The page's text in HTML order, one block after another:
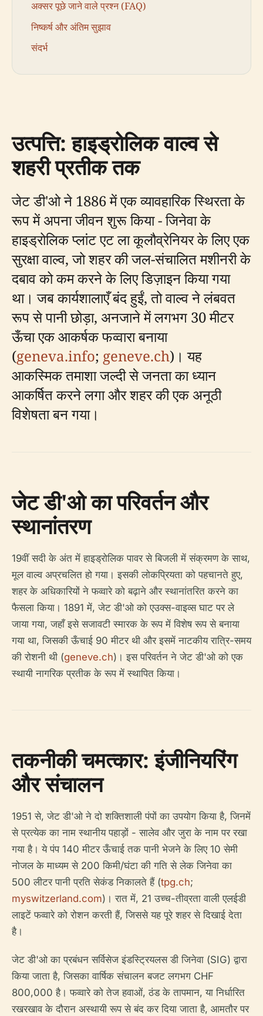
अक्सर पूछे जाने वाले प्रश्न (FAQ)
निष्कर्ष और अंतिम सुझाव
संदर्भ
उत्पत्ति: हाइड्रोलिक वाल्व से
शहरी प्रतीक तक
जेट डी'ओ ने 1886 में एक व्यावहारिक स्थिरता के
रूप में अपना जीवन शुरू किया - जिनेवा के
हाइड्रोलिक प्लांट एट ला कूलौव्रेनियर के लिए एक
सुरक्षा वाल्व, जो शहर की जल-संचालित मशीनरी के
दबाव को कम करने के लिए डिज़ाइन किया गया
था। जब कार्यशालाएँ बंद हुईं, तो वाल्व ने लंबवत
रूप से पानी छोड़ा, अनजाने में लगभग 30 मीटर
ऊँचा एक आकर्षक फव्वारा बनाया
(geneva.info; geneve.ch)। यह
आकस्मिक तमाशा जल्दी से जनता का ध्यान
आकर्षित करने लगा और शहर की एक अनूठी
विशेषता बन गया।
जेट डी'ओ का परिवर्तन और
स्थानांतरण
19वीं सदी के अंत में हाइड्रोलिक पावर से बिजली में संक्रमण के साथ,
मूल वाल्व अप्रचलित हो गया। इसकी लोकप्रियता को पहचानते हुए,
शहर के अधिकारियों ने फव्वारे को बढ़ाने और स्थानांतरित करने का
फैसला किया। 1891 में, जेट डी'ओ को एउक्स-वाइव्स घाट पर ले
जाया गया, जहाँ इसे सजावटी स्मारक के रूप में विशेष रूप से बनाया
गया था, जिसकी ऊँचाई 90 मीटर थी और इसमें नाटकीय रात्रि-समय
की रोशनी थी (geneve.ch)। इस परिवर्तन ने जेट डी'ओ को एक
स्थायी नागरिक प्रतीक के रूप में स्थापित किया।
तकनीकी चमत्कार: इंजीनियरिंग
और संचालन
1951 से, जेट डी'ओ ने दो शक्तिशाली पंपों का उपयोग किया है, जिनमें
से प्रत्येक का नाम स्थानीय पहाड़ों - सालेव और जुरा के नाम पर रखा
गया है। ये पंप 140 मीटर ऊँचाई तक पानी भेजने के लिए 10 सेमी
नोजल के माध्यम से 200 किमी/घंटा की गति से लेक जिनेवा का
500 लीटर पानी प्रति सेकंड निकालते हैं (tpg.ch;
myswitzerland.com)। रात में, 21 उच्च-तीव्रता वाली एलईडी
लाइटें फव्वारे को रोशन करती हैं, जिससे यह पूरे शहर से दिखाई देता
है।
जेट डी'ओ का प्रबंधन सर्विसेज इंडस्ट्रियलस डी जिनेवा (SIG) द्वारा
किया जाता है, जिसका वार्षिक संचालन बजट लगभग CHF
800,000 है। फव्वारे को तेज हवाओं, ठंड के तापमान, या निर्धारित
रखरखाव के दौरान अस्थायी रूप से बंद कर दिया जाता है, आमतौर पर